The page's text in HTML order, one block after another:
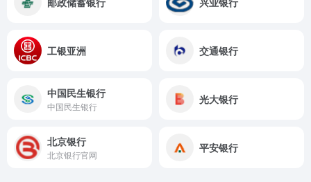
工银亚洲 交通银行
中国民生银行
中国民生银行
光大银行
北京银行
北京银行官网
平安银行